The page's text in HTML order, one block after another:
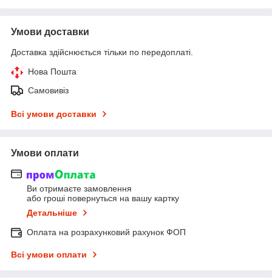
Умови доставки
Доставка здійснюється тільки по передоплаті.
Нова Пошта
Самовивіз
Всі умови доставки
Умови оплати
Ви отримаєте замовлення
або гроші повернуться на вашу картку
Детальніше
Оплата на розрахунковий рахунок ФОП
Всі умови оплати